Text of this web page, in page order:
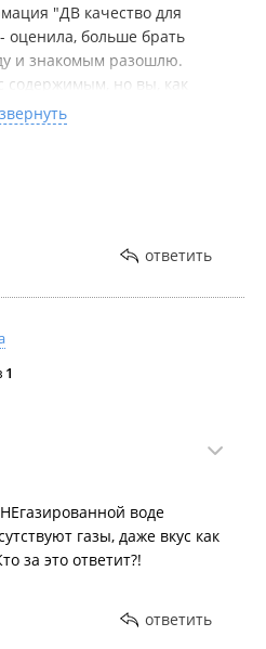
"ДВ качество для
оценила, больше брать
и знакомым разошлю.
содержимым, но вы, как
и ролики не
Стыдно торговать такой
ответить
1
воде
газы, даже вкус как
за это ответит?!
ответить